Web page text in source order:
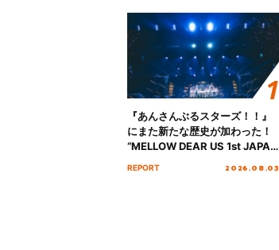
『あんさんぶるスターズ！！』
にまた新たな歴史が加わった！
“MELLOW DEAR US 1st JAPAN
REPORT 2026.08.03